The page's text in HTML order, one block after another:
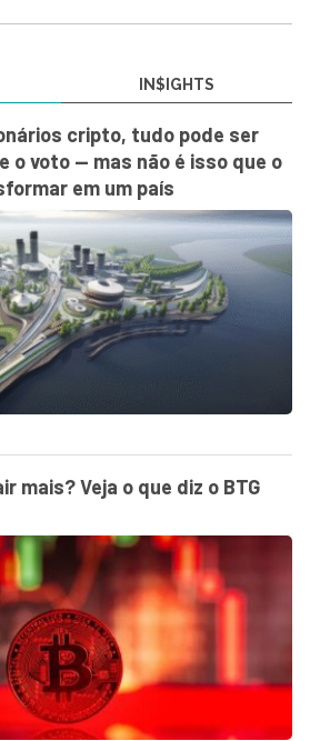
IN$IGHTS
cripto, tudo pode ser
o voto — mas não é isso que o
em um país
mais? Veja o que diz o BTG